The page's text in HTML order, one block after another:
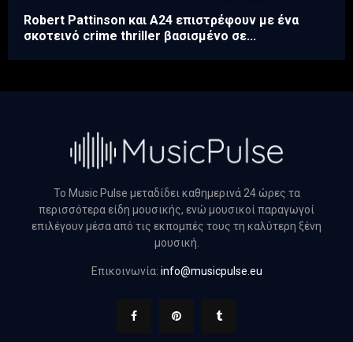
Robert Pattinson και A24 επιστρέφουν με ένα
σκοτεινό crime thriller βασισμένο σε...
Το Music Pulse μεταδίδει καθημερινά 24 ώρες τα
περισσότερα είδη μουσικής, ενώ μουσικοί παραγωγοί
επιλέγουν μέσα από τις εκπομπές τους τη καλύτερη ξένη
μουσική.
Επικοινωνία: info@musicpulse.eu